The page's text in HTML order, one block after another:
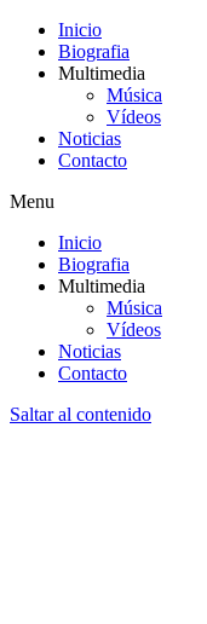
Inicio
Biografia
Multimedia
Música
Vídeos
Noticias
Contacto
Menu
Inicio
Biografia
Multimedia
Música
Vídeos
Noticias
Contacto
Saltar al contenido